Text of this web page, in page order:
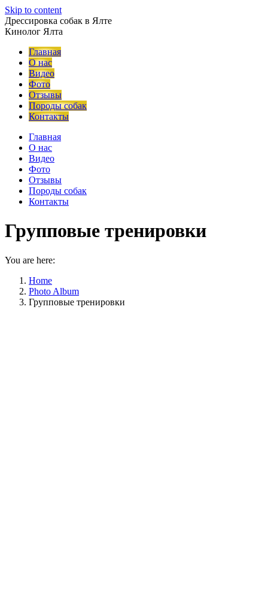
Skip to content
Дрессировка собак в Ялте
Кинолог Ялта
Главная
О нас
Видео
Фото
Отзывы
Породы собак
Контакты
Главная
О нас
Видео
Фото
Отзывы
Породы собак
Контакты
Групповые тренировки
You are here:
Home
Photo Album
Групповые тренировки